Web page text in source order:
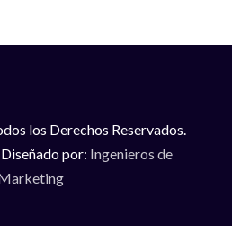
los Derechos Reservados.
por: Ingenieros de